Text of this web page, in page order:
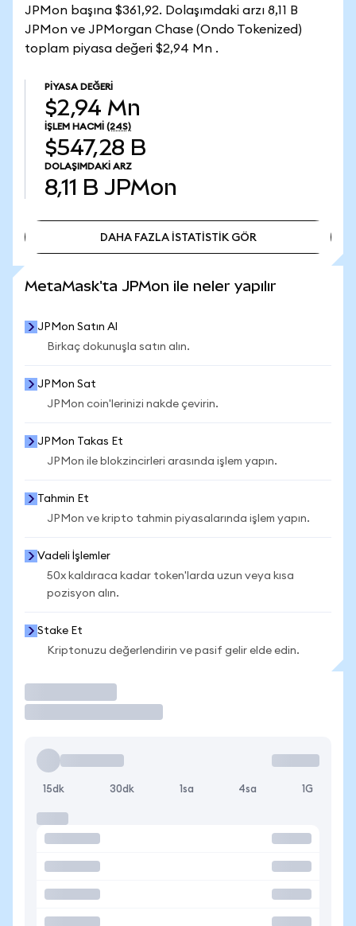
JPMon başına $361,92. Dolaşımdaki arzı 8,11 B
JPMon ve JPMorgan Chase (Ondo Tokenized)
toplam piyasa değeri $2,94 Mn .
PIYASA DEĞERI
$2,94 Mn
İŞLEM HACMI (24S)
$547,28 B
DOLAŞIMDAKI ARZ
8,11 B JPMon
DAHA FAZLA İSTATİSTİK GÖR
MetaMask'ta JPMon ile neler yapılır
JPMon Satın Al
Birkaç dokunuşla satın alın.
JPMon Sat
JPMon coin'lerinizi nakde çevirin.
JPMon Takas Et
JPMon ile blokzincirleri arasında işlem yapın.
Tahmin Et
JPMon ve kripto tahmin piyasalarında işlem yapın.
Vadeli İşlemler
50x kaldıraca kadar token'larda uzun veya kısa
pozisyon alın.
Stake Et
Kriptonuzu değerlendirin ve pasif gelir elde edin.
15dk 30dk 1sa 4sa 1G